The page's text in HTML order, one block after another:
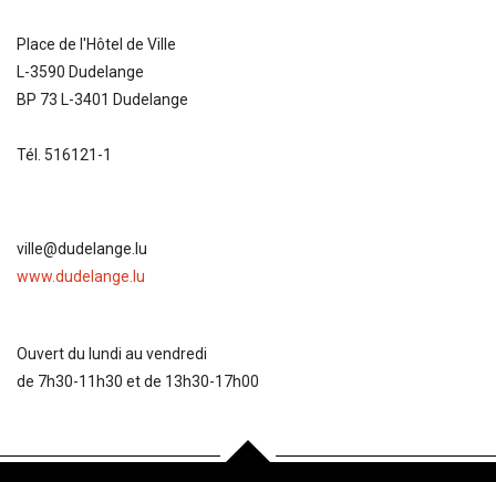
Place de l'Hôtel de Ville
L-3590 Dudelange
BP 73 L-3401 Dudelange
Tél. 516121-1
ville@dudelange.lu
www.dudelange.lu
Ouvert du lundi au vendredi
de 7h30-11h30 et de 13h30-17h00